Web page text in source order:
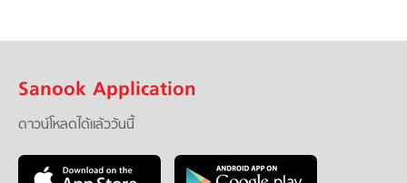
Sanook Application
ดาวน์โหลดได้แล้ววันนี้